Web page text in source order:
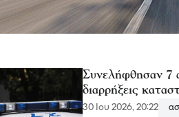
Συνελήφθησαν 7
διαρρήξεις
30 Ιου 2026, 20:22